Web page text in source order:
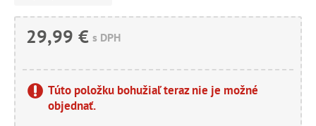
29,99 € s DPH
Túto položku bohužiaľ teraz nie je možné
objednať.